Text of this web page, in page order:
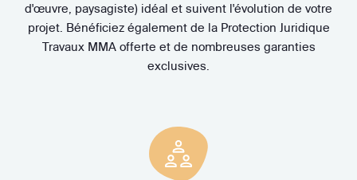
d'œuvre, paysagiste) idéal et suivent l'évolution de votre
projet. Bénéficiez également de la Protection Juridique
Travaux MMA offerte et de nombreuses garanties
exclusives.